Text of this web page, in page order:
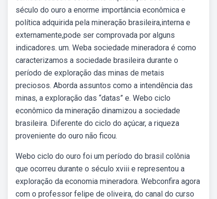
século do ouro a enorme importância econômica e
política adquirida pela mineração brasileira,interna e
externamente,pode ser comprovada por alguns
indicadores. um. Weba sociedade mineradora é como
caracterizamos a sociedade brasileira durante o
período de exploração das minas de metais
preciosos. Aborda assuntos como a intendência das
minas, a exploração das “datas” e. Webo ciclo
econômico da mineração dinamizou a sociedade
brasileira. Diferente do ciclo do açúcar, a riqueza
proveniente do ouro não ficou.
Webo ciclo do ouro foi um período do brasil colônia
que ocorreu durante o século xviii e representou a
exploração da economia mineradora. Webconfira agora
com o professor felipe de oliveira, do canal do curso